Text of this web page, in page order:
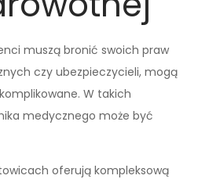
muszą bronić swoich praw
czy ubezpieczycieli, mogą
W takich
medycznego może być
oferują kompleksową